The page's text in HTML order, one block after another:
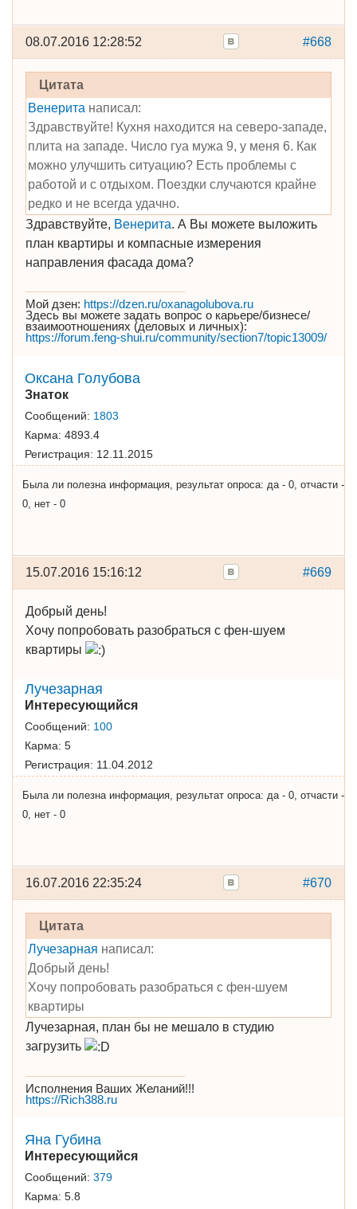
#668
08.07.2016 12:28:52
Цитата
Венерита написал:
Здравствуйте! Кухня находится на северо-западе,
плита на западе. Число гуа мужа 9, у меня 6. Как
можно улучшить ситуацию? Есть проблемы с
работой и с отдыхом. Поездки случаются крайне
редко и не всегда удачно.
Здравствуйте, Венерита. А Вы можете выложить
план квартиры и компасные измерения
направления фасада дома?
Мой дзен: https://dzen.ru/oxanagolubova.ru
Здесь вы можете задать вопрос о карьере/бизнесе/
взаимоотношениях (деловых и личных):
https://forum.feng-shui.ru/community/section7/topic13009/
Оксана Голубова
Знаток
Сообщений: 1803
Карма: 4893.4
Регистрация: 12.11.2015
Была ли полезна информация, результат опроса: да - 0, отчасти -
0, нет - 0
#669
15.07.2016 15:16:12
Добрый день!
Хочу попробовать разобраться с фен-шуем
квартиры
Лучезарная
Интересующийся
Сообщений: 100
Карма: 5
Регистрация: 11.04.2012
Была ли полезна информация, результат опроса: да - 0, отчасти -
0, нет - 0
#670
16.07.2016 22:35:24
Цитата
Лучезарная написал:
Добрый день!
Хочу попробовать разобраться с фен-шуем
квартиры
Лучезарная, план бы не мешало в студию
загрузить
Исполнения Ваших Желаний!!!
https://Rich388.ru
Яна Губина
Интересующийся
Сообщений: 379
Карма: 5.8